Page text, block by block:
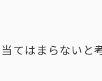
てはまらないと